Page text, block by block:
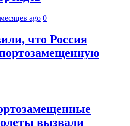
ago 0
что Россия
вызвали